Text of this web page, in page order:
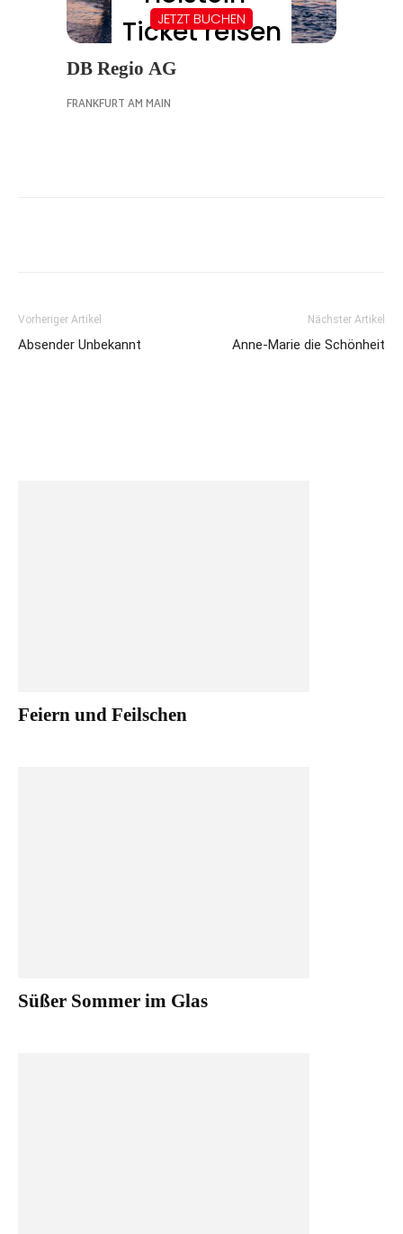
Vorheriger Artikel
Absender Unbekannt
Nächster Artikel
Anne-Marie die Schönheit
Feiern und Feilschen
Süßer Sommer im Glas